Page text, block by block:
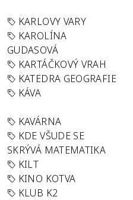
KARLOVY VARY
KAROLÍNA
GUDASOVÁ
KARTÁČKOVÝ VRAH
KATEDRA GEOGRAFIE
KÁVA
KAVÁRNA
KDE VŠUDE SE
SKRÝVÁ MATEMATIKA
KILT
KINO KOTVA
KLUB K2